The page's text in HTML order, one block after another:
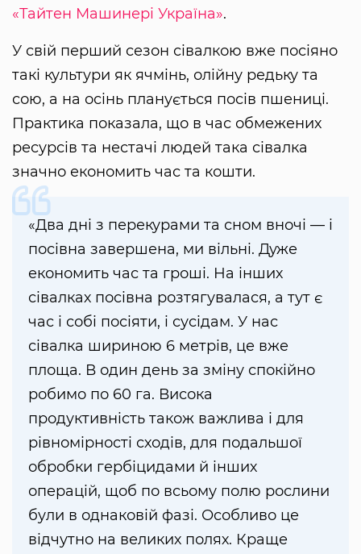
«Тайтен Машинері Україна».
У свій перший сезон сівалкою вже посіяно
такі культури як ячмінь, олійну редьку та
сою, а на осінь планується посів пшениці.
Практика показала, що в час обмежених
ресурсів та нестачі людей така сівалка
значно економить час та кошти.
«Два дні з перекурами та сном вночі — і
посівна завершена, ми вільні. Дуже
економить час та гроші. На інших
сівалках посівна розтягувалася, а тут є
час і собі посіяти, і сусідам. У нас
сівалка шириною 6 метрів, це вже
площа. В один день за зміну спокійно
робимо по 60 га. Висока
продуктивність також важлива і для
рівномірності сходів, для подальшої
обробки гербіцидами й інших
операцій, щоб по всьому полю рослини
були в однаковій фазі. Особливо це
відчутно на великих полях. Краще